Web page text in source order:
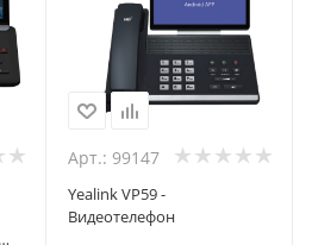
Арт.: 99147
Yealink VP59 -
Видеотелефон